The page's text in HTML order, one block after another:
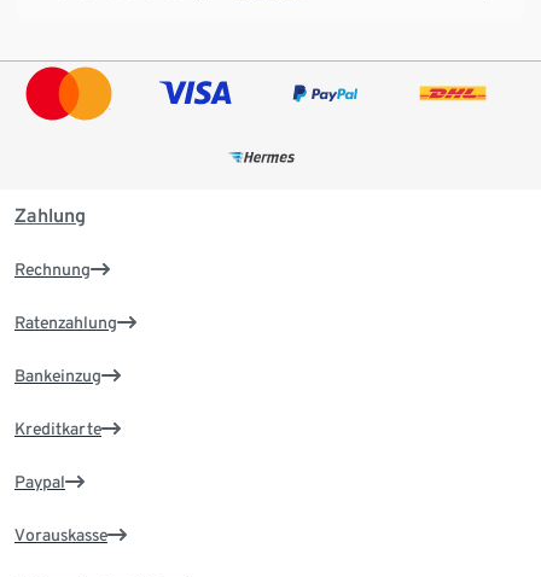
Zahlung
Rechnung
Ratenzahlung
Bankeinzug
Kreditkarte
Paypal
Vorauskasse